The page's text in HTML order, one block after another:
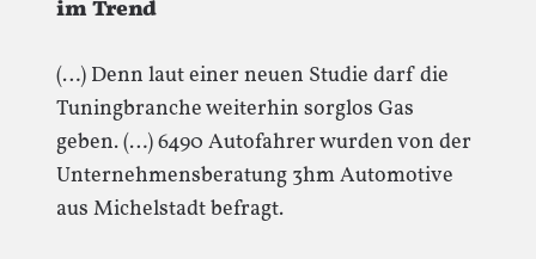
im Trend
(…) Denn laut einer neuen Studie darf die
Tuningbranche weiterhin sorglos Gas
geben. (…) 6490 Autofahrer wurden von der
Unternehmensberatung 3hm Automotive
aus Michelstadt befragt.